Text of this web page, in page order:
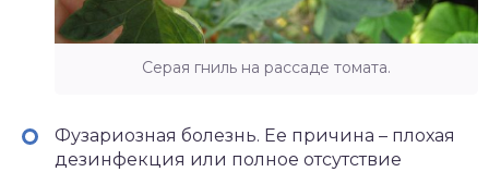
Серая гниль на рассаде томата.
Фузариозная болезнь. Ее причина – плохая
дезинфекция или полное отсутствие